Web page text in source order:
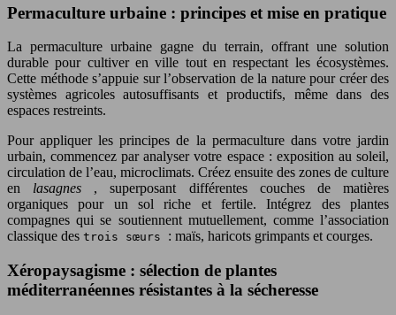
Permaculture urbaine : principes et mise en pratique
La permaculture urbaine gagne du terrain, offrant une solution
durable pour cultiver en ville tout en respectant les écosystèmes.
Cette méthode s’appuie sur l’observation de la nature pour créer des
systèmes agricoles autosuffisants et productifs, même dans des
espaces restreints.
Pour appliquer les principes de la permaculture dans votre jardin
urbain, commencez par analyser votre espace : exposition au soleil,
circulation de l’eau, microclimats. Créez ensuite des zones de culture
en lasagnes , superposant différentes couches de matières
organiques pour un sol riche et fertile. Intégrez des plantes
compagnes qui se soutiennent mutuellement, comme l’association
classique des trois sœurs : maïs, haricots grimpants et courges.
Xéropaysagisme : sélection de plantes
méditerranéennes résistantes à la sécheresse